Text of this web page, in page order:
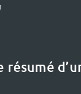
résumé